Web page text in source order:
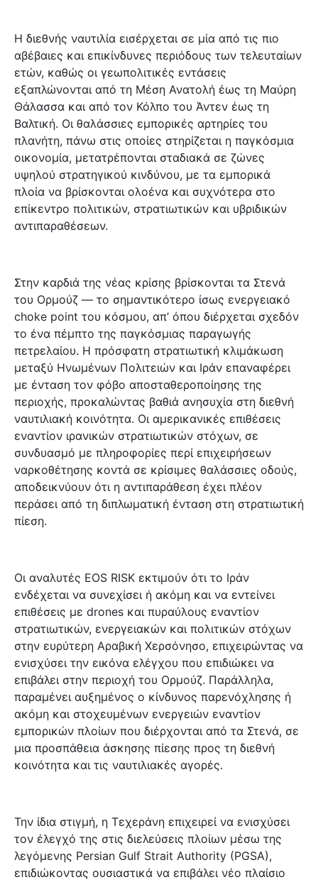
Η διεθνής ναυτιλία εισέρχεται σε μία από τις πιο
αβέβαιες και επικίνδυνες περιόδους των τελευταίων
ετών, καθώς οι γεωπολιτικές εντάσεις
εξαπλώνονται από τη Μέση Ανατολή έως τη Μαύρη
Θάλασσα και από τον Κόλπο του Άντεν έως τη
Βαλτική. Οι θαλάσσιες εμπορικές αρτηρίες του
πλανήτη, πάνω στις οποίες στηρίζεται η παγκόσμια
οικονομία, μετατρέπονται σταδιακά σε ζώνες
υψηλού στρατηγικού κινδύνου, με τα εμπορικά
πλοία να βρίσκονται ολοένα και συχνότερα στο
επίκεντρο πολιτικών, στρατιωτικών και υβριδικών
αντιπαραθέσεων.
Στην καρδιά της νέας κρίσης βρίσκονται τα Στενά
του Ορμούζ — το σημαντικότερο ίσως ενεργειακό
choke point του κόσμου, απ’ όπου διέρχεται σχεδόν
το ένα πέμπτο της παγκόσμιας παραγωγής
πετρελαίου. Η πρόσφατη στρατιωτική κλιμάκωση
μεταξύ Ηνωμένων Πολιτειών και Ιράν επαναφέρει
με ένταση τον φόβο αποσταθεροποίησης της
περιοχής, προκαλώντας βαθιά ανησυχία στη διεθνή
ναυτιλιακή κοινότητα. Οι αμερικανικές επιθέσεις
εναντίον ιρανικών στρατιωτικών στόχων, σε
συνδυασμό με πληροφορίες περί επιχειρήσεων
ναρκοθέτησης κοντά σε κρίσιμες θαλάσσιες οδούς,
αποδεικνύουν ότι η αντιπαράθεση έχει πλέον
περάσει από τη διπλωματική ένταση στη στρατιωτική
πίεση.
Οι αναλυτές EOS RISK εκτιμούν ότι το Ιράν
ενδέχεται να συνεχίσει ή ακόμη και να εντείνει
επιθέσεις με drones και πυραύλους εναντίον
στρατιωτικών, ενεργειακών και πολιτικών στόχων
στην ευρύτερη Αραβική Χερσόνησο, επιχειρώντας να
ενισχύσει την εικόνα ελέγχου που επιδιώκει να
επιβάλει στην περιοχή του Ορμούζ. Παράλληλα,
παραμένει αυξημένος ο κίνδυνος παρενόχλησης ή
ακόμη και στοχευμένων ενεργειών εναντίον
εμπορικών πλοίων που διέρχονται από τα Στενά, σε
μια προσπάθεια άσκησης πίεσης προς τη διεθνή
κοινότητα και τις ναυτιλιακές αγορές.
Την ίδια στιγμή, η Τεχεράνη επιχειρεί να ενισχύσει
τον έλεγχό της στις διελεύσεις πλοίων μέσω της
λεγόμενης Persian Gulf Strait Authority (PGSA),
επιδιώκοντας ουσιαστικά να επιβάλει νέο πλαίσιο